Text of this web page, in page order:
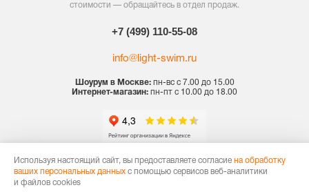
стоимости — обращайтесь в отдел продаж.
+7 (499) 110-55-08
info@light-swim.ru
Шоурум в Москве:пн-вс с 7.00 до 15.00
Интернет-магазин: пн-пт с 10.00 до 18.00
Политика конфиденциальности
Договор оферты
Используя настоящий сайт, вы предоставляете согласие на обработку
ваших персональных данных с помощью сервисов веб-аналитики
и файлов cookies